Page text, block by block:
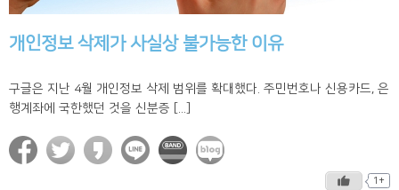
개인정보 삭제가 사실상 불가능한 이유
구글은 지난 4월 개인정보 삭제 범위를 확대했다. 주민번호나 신용카드, 은
행계좌에 국한했던 것을 신분증 [...]
1+